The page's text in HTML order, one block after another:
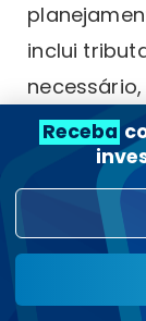
inclui
como
A equipe
analistas
crédito
Receba